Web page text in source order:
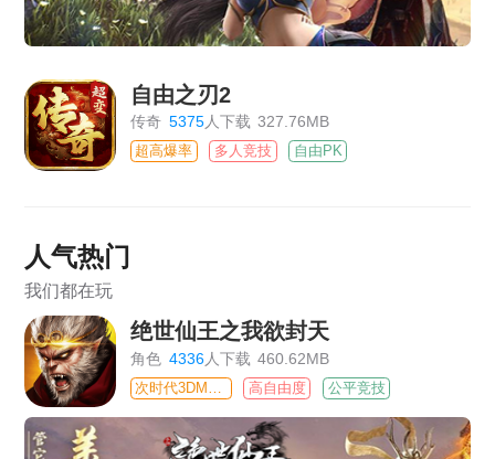
自由之刃2
传奇 5375人下载 327.76MB
超高爆率 多人竞技 自由PK
人气热门
我们都在玩
绝世仙王之我欲封天
角色 4336人下载 460.62MB
高自由度 公平竞技